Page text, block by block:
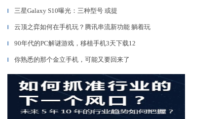
▎ 三星Galaxy S10曝光：三种型号 或提
▎ 云顶之弈如何在手机玩？腾讯串流新功能 躺着玩
▎ 90年代的PC解谜游戏，移植手机3天下载12
▎ 你熟悉的那个金立手机，可能又要回来了